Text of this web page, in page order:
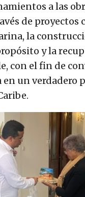
a las
de proyectos
la
y la
con el fin de
un verdadero